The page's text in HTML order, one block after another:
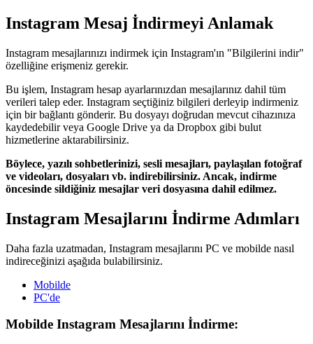
Instagram Mesaj İndirmeyi Anlamak
Instagram mesajlarınızı indirmek için Instagram'ın "Bilgilerini indir"
özelliğine erişmeniz gerekir.
Bu işlem, Instagram hesap ayarlarınızdan mesajlarınız dahil tüm
verileri talep eder. Instagram seçtiğiniz bilgileri derleyip indirmeniz
için bir bağlantı gönderir. Bu dosyayı doğrudan mevcut cihazınıza
kaydedebilir veya Google Drive ya da Dropbox gibi bulut
hizmetlerine aktarabilirsiniz.
Böylece, yazılı sohbetlerinizi, sesli mesajları, paylaşılan fotoğraf
ve videoları, dosyaları vb. indirebilirsiniz. Ancak, indirme
öncesinde sildiğiniz mesajlar veri dosyasına dahil edilmez.
Instagram Mesajlarını İndirme Adımları
Daha fazla uzatmadan, Instagram mesajlarını PC ve mobilde nasıl
indireceğinizi aşağıda bulabilirsiniz.
Mobilde
PC'de
Mobilde Instagram Mesajlarını İndirme: